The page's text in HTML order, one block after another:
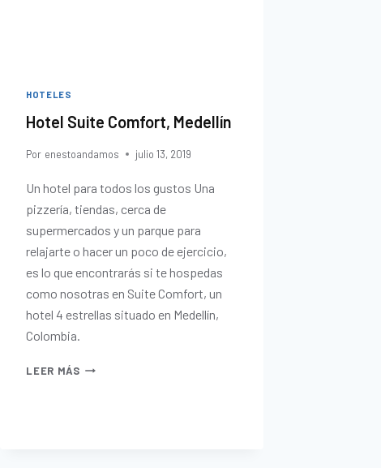
HOTELES
Hotel Suite Comfort, Medellín
Por enestoandamos julio 13, 2019
Un hotel para todos los gustos Una
pizzería, tiendas, cerca de
supermercados y un parque para
relajarte o hacer un poco de ejercicio,
es lo que encontrarás si te hospedas
como nosotras en Suite Comfort, un
hotel 4 estrellas situado en Medellín,
Colombia.
LEER MÁS